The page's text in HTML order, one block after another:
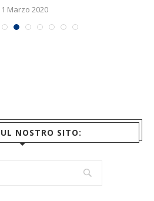
Marzo 2020
NOSTRO SITO: